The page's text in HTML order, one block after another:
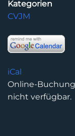
Kategorien
CVJM
iCal
Online-
nicht verfügbar.